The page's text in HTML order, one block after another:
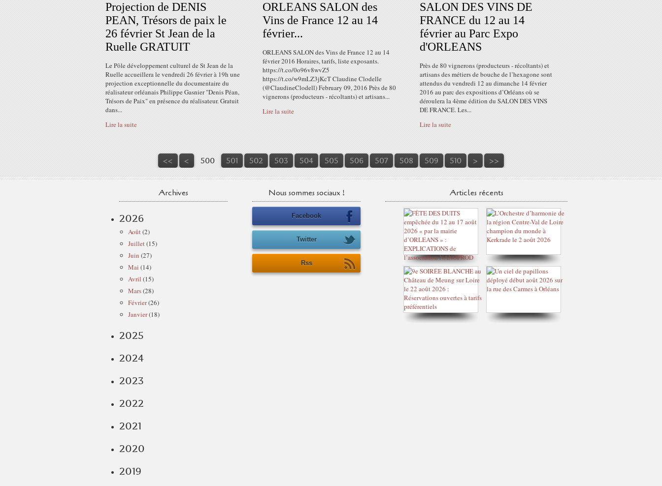
Projection de DENIS
PEAN, Trésors de paix le
26 février St Jean de la
Ruelle GRATUIT
Le Pôle développement culturel de St Jean de la
Ruelle accueillera le vendredi 26 février à 19h une
projection exceptionnelle du documentaire du
réalisateur orléanais Philippe Gasnier "Denis Péan,
Trésors de Paix" en présence du réalisateur. Gratuit
dans...
Lire la suite
ORLEANS SALON des
Vins de France 12 au 14
février...
ORLEANS SALON des Vins de France 12 au 14
février 2016 Horaires, tarifs, liste exposants.
https://t.co/0o96v8wvZ5
https://t.co/w9mLZ3jKcT Claudine Clodelle
(@ClaudineClodell) February 09, 2016 Près de 80
vignerons (producteurs - récoltants) et artisans...
Lire la suite
SALON DES VINS DE
FRANCE du 12 au 14
février au Parc Expo
d'ORLEANS
Près de 80 vignerons (producteurs - récoltants) et
artisans des métiers de bouche de l’hexagone sont
attendus du vendredi 12 au dimanche 14 février
2016 au parc des expositions d’Orléans où se
déroulera la 4ème édition du SALON DES VINS
DE FRANCE. Les...
Lire la suite
<< < 500 501 502 503 504 505 506 507 508 509 510 520
530
540
550
560
570
580
590
600
700
800
> >>
Archives
2026
Août(2)
Juillet(15)
Juin (27)
Mai (14)
Avril (15)
Mars(28)
Février(26)
Janvier(18)
2025
2024
2023
2022
2021
2020
2019
Nous sommes sociaux !
Facebook
Twitter
Rss
Articles récents